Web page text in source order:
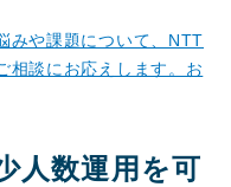
みや課題について、NTT
相談にお応えします。お
人数運用を可